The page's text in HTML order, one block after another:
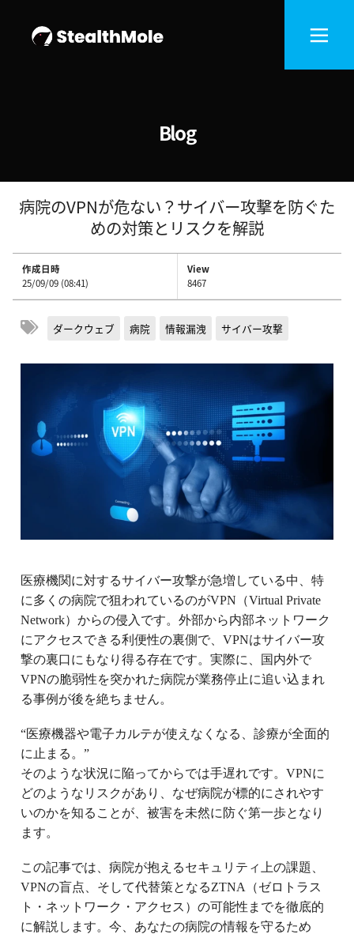
Blog
病院のVPNが危ない？サイバー攻撃を防ぐた
めの対策とリスクを解説
作成日時
25/09/09 (08:41)
View
8467
ダークウェブ 病院 情報漏洩 サイバー攻撃
医療機関に対するサイバー攻撃が急増している中、特
に多くの病院で狙われているのがVPN（Virtual Private
Network）からの侵入です。外部から内部ネットワーク
にアクセスできる利便性の裏側で、VPNはサイバー攻
撃の裏口にもなり得る存在です。実際に、国内外で
VPNの脆弱性を突かれた病院が業務停止に追い込まれ
る事例が後を絶ちません。
“医療機器や電子カルテが使えなくなる、診療が全面的
に止まる。”
そのような状況に陥ってからでは手遅れです。VPNに
どのようなリスクがあり、なぜ病院が標的にされやす
いのかを知ることが、被害を未然に防ぐ第一歩となり
ます。
この記事では、病院が抱えるセキュリティ上の課題、
VPNの盲点、そして代替策となるZTNA（ゼロトラス
ト・ネットワーク・アクセス）の可能性までを徹底的
に解説します。今、あなたの病院の情報を守るため